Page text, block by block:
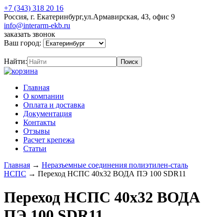
+7 (343) 318 20 16
Россия, г. Екатеринбург,ул.Армавирская, 43, офис 9
info@interarm-ekb.ru
заказать звонок
Ваш город:
Найти:
Главная
О компании
Оплата и доставка
Документация
Контакты
Отзывы
Расчет крепежа
Статьи
Главная → Неразъемные соединения полиэтилен-сталь
НСПС → Переход НСПС 40х32 ВОДА ПЭ 100 SDR11
Переход НСПС 40х32 ВОДА